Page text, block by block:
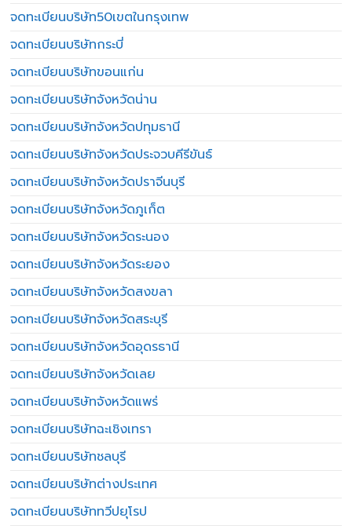
จดทะเบียนบริษัท50เขตในกรุงเทพ
จดทะเบียนบริษัทกระบี่
จดทะเบียนบริษัทขอนแก่น
จดทะเบียนบริษัทจังหวัดน่าน
จดทะเบียนบริษัทจังหวัดปทุมธานี
จดทะเบียนบริษัทจังหวัดประจวบคีรีขันธ์
จดทะเบียนบริษัทจังหวัดปราจีนบุรี
จดทะเบียนบริษัทจังหวัดภูเก็ต
จดทะเบียนบริษัทจังหวัดระนอง
จดทะเบียนบริษัทจังหวัดระยอง
จดทะเบียนบริษัทจังหวัดสงขลา
จดทะเบียนบริษัทจังหวัดสระบุรี
จดทะเบียนบริษัทจังหวัดอุดรธานี
จดทะเบียนบริษัทจังหวัดเลย
จดทะเบียนบริษัทจังหวัดแพร่
จดทะเบียนบริษัทฉะเชิงเทรา
จดทะเบียนบริษัทชลบุรี
จดทะเบียนบริษัทต่างประเทศ
จดทะเบียนบริษัททวีปยุโรป